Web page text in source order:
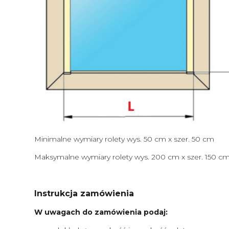
Minimalne wymiary rolety wys. 50 cm x szer. 50 cm
Maksymalne wymiary rolety wys. 200 cm x szer. 150
Instrukcja zamówienia
W uwagach do zamówienia podaj: